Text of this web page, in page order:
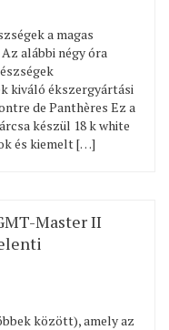
a magas
alábbi négy óra
kiváló ékszergyártási
de Panthères Ez a
készül 18 k white
és kiemelt […]
Master II
között), amely az